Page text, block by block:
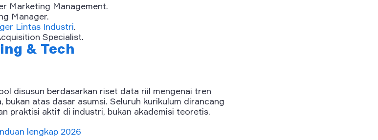
Marketing Management.
Manager.
Lintas Industri.
Specialist.
& Tech
disusun berdasarkan riset data riil mengenai tren
atas dasar asumsi. Seluruh kurikulum dirancang
praktisi aktif di industri, bukan akademisi teoretis.
lengkap 2026